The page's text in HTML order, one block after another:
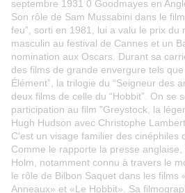
septembre 1931 0 Goodmayes en
Son rôle de Sam Mussabini dans le
feu”, sorti en 1981, lui a valu le prix du
masculin au festival de Cannes et un
nomination aux Oscars. Durant sa
des films de grande envergure tels que
Élément”, la trilogie du “Seigneur des
deux films de celle du “Hobbit”. On se
participation au film "Greystock, la
Hugh Hudson avec Christophe Lambert.
C'est un visage familier des cinéphiles
Comme le rapporte la presse
Holm, notamment connu à travers le
le rôle de Bilbon Saquet dans les films
Anneaux» et «Le Hobbit». Sa